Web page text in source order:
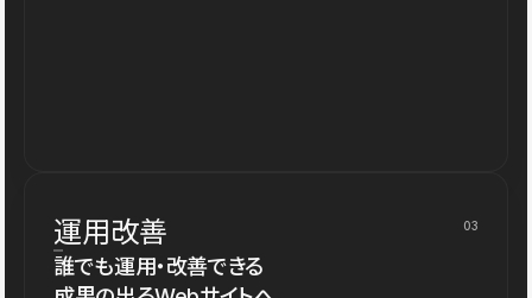
運用改善 03
誰でも運用・改善できる